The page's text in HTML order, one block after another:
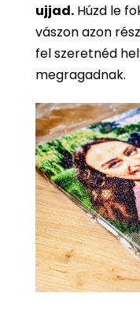
ujjad. Húzd le
vászon azon
fel szeretnéd
megragadnak.